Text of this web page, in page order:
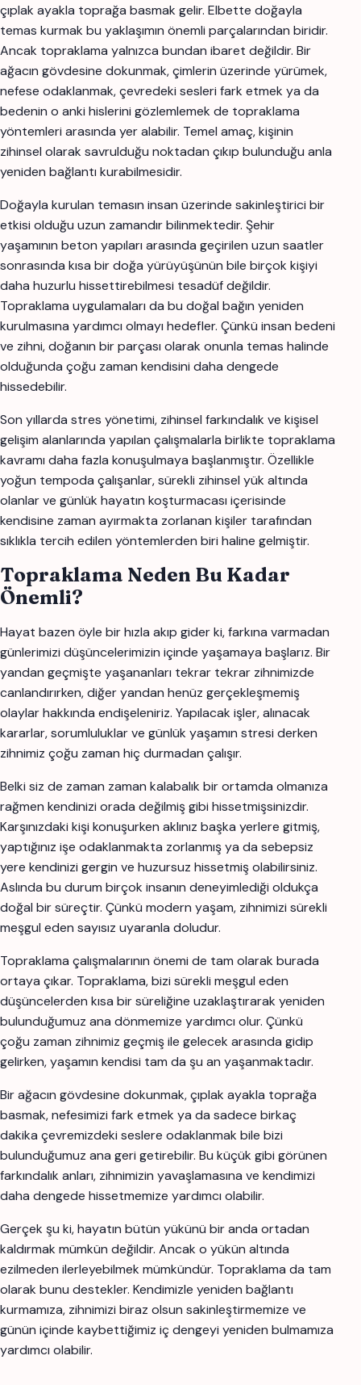
çıplak ayakla toprağa basmak gelir. Elbette doğayla
temas kurmak bu yaklaşımın önemli parçalarından biridir.
Ancak topraklama yalnızca bundan ibaret değildir. Bir
ağacın gövdesine dokunmak, çimlerin üzerinde yürümek,
nefese odaklanmak, çevredeki sesleri fark etmek ya da
bedenin o anki hislerini gözlemlemek de topraklama
yöntemleri arasında yer alabilir. Temel amaç, kişinin
zihinsel olarak savrulduğu noktadan çıkıp bulunduğu anla
yeniden bağlantı kurabilmesidir.
Doğayla kurulan temasın insan üzerinde sakinleştirici bir
etkisi olduğu uzun zamandır bilinmektedir. Şehir
yaşamının beton yapıları arasında geçirilen uzun saatler
sonrasında kısa bir doğa yürüyüşünün bile birçok kişiyi
daha huzurlu hissettirebilmesi tesadüf değildir.
Topraklama uygulamaları da bu doğal bağın yeniden
kurulmasına yardımcı olmayı hedefler. Çünkü insan bedeni
ve zihni, doğanın bir parçası olarak onunla temas halinde
olduğunda çoğu zaman kendisini daha dengede
hissedebilir.
Son yıllarda stres yönetimi, zihinsel farkındalık ve kişisel
gelişim alanlarında yapılan çalışmalarla birlikte topraklama
kavramı daha fazla konuşulmaya başlanmıştır. Özellikle
yoğun tempoda çalışanlar, sürekli zihinsel yük altında
olanlar ve günlük hayatın koşturmacası içerisinde
kendisine zaman ayırmakta zorlanan kişiler tarafından
sıklıkla tercih edilen yöntemlerden biri haline gelmiştir.
Topraklama Neden Bu Kadar
Önemli?
Hayat bazen öyle bir hızla akıp gider ki, farkına varmadan
günlerimizi düşüncelerimizin içinde yaşamaya başlarız. Bir
yandan geçmişte yaşananları tekrar tekrar zihnimizde
canlandırırken, diğer yandan henüz gerçekleşmemiş
olaylar hakkında endişeleniriz. Yapılacak işler, alınacak
kararlar, sorumluluklar ve günlük yaşamın stresi derken
zihnimiz çoğu zaman hiç durmadan çalışır.
Belki siz de zaman zaman kalabalık bir ortamda olmanıza
rağmen kendinizi orada değilmiş gibi hissetmişsinizdir.
Karşınızdaki kişi konuşurken aklınız başka yerlere gitmiş,
yaptığınız işe odaklanmakta zorlanmış ya da sebepsiz
yere kendinizi gergin ve huzursuz hissetmiş olabilirsiniz.
Aslında bu durum birçok insanın deneyimlediği oldukça
doğal bir süreçtir. Çünkü modern yaşam, zihnimizi sürekli
meşgul eden sayısız uyaranla doludur.
Topraklama çalışmalarının önemi de tam olarak burada
ortaya çıkar. Topraklama, bizi sürekli meşgul eden
düşüncelerden kısa bir süreliğine uzaklaştırarak yeniden
bulunduğumuz ana dönmemize yardımcı olur. Çünkü
çoğu zaman zihnimiz geçmiş ile gelecek arasında gidip
gelirken, yaşamın kendisi tam da şu an yaşanmaktadır.
Bir ağacın gövdesine dokunmak, çıplak ayakla toprağa
basmak, nefesimizi fark etmek ya da sadece birkaç
dakika çevremizdeki seslere odaklanmak bile bizi
bulunduğumuz ana geri getirebilir. Bu küçük gibi görünen
farkındalık anları, zihnimizin yavaşlamasına ve kendimizi
daha dengede hissetmemize yardımcı olabilir.
Gerçek şu ki, hayatın bütün yükünü bir anda ortadan
kaldırmak mümkün değildir. Ancak o yükün altında
ezilmeden ilerleyebilmek mümkündür. Topraklama da tam
olarak bunu destekler. Kendimizle yeniden bağlantı
kurmamıza, zihnimizi biraz olsun sakinleştirmemize ve
günün içinde kaybettiğimiz iç dengeyi yeniden bulmamıza
yardımcı olabilir.